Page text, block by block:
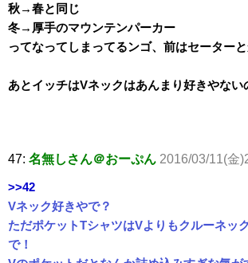
秋→春と同じ
冬→厚手のマウンテンパーカー
ってなってしまってるンゴ、前はセーター
あとイッチはVネックはあんまり好きやない
47: 名無しさん＠おーぷん 2016/03/11(金
>>42
Vネック好きやで？
ただポケットTシャツはVよりもクルーネッ
で！